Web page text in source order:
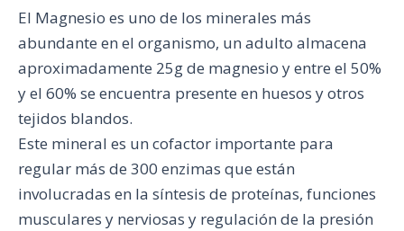
El Magnesio es uno de los minerales más
abundante en el organismo, un adulto almacena
aproximadamente 25g de magnesio y entre el 50%
y el 60% se encuentra presente en huesos y otros
tejidos blandos.
Este mineral es un cofactor importante para
regular más de 300 enzimas que están
involucradas en la síntesis de proteínas, funciones
musculares y nerviosas y regulación de la presión